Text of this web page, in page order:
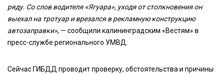
ряду. Со слов водителя «Ягуара», уходя от столкновения он
выехал на тротуар и врезался в рекламную конструкцию
автозаправки», — сообщили калининградским «Вестям» в
пресс-службе регионального УМВД.
Сейчас ГИБДД проводит проверку, обстоятельства и причины